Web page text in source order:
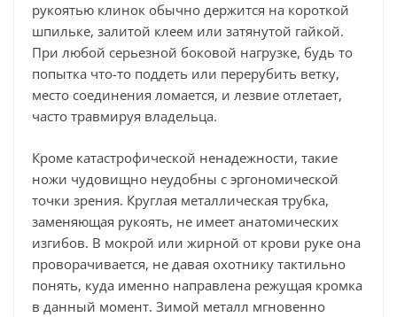
рукоятью клинок обычно держится на короткой
шпильке, залитой клеем или затянутой гайкой.
При любой серьезной боковой нагрузке, будь то
попытка что-то поддеть или перерубить ветку,
место соединения ломается, и лезвие отлетает,
часто травмируя владельца.
Кроме катастрофической ненадежности, такие
ножи чудовищно неудобны с эргономической
точки зрения. Круглая металлическая трубка,
заменяющая рукоять, не имеет анатомических
изгибов. В мокрой или жирной от крови руке она
проворачивается, не давая охотнику тактильно
понять, куда именно направлена режущая кромка
в данный момент. Зимой металл мгновенно